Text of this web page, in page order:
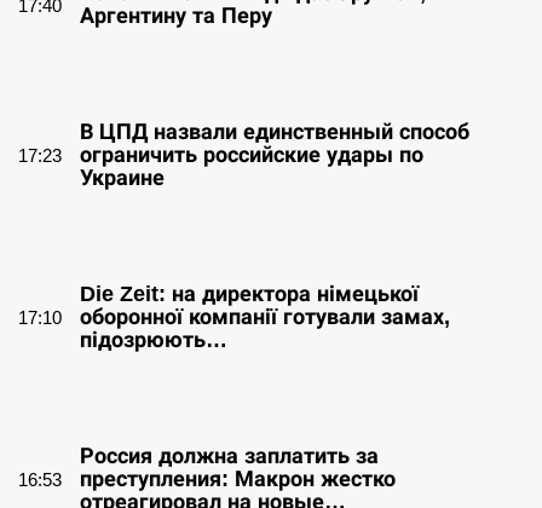
17:40
Аргентину та Перу
17:23
В ЦПД назвали единственный способ
ограничить российские удары по
Украине
17:10
Die Zeit: на директора німецької
оборонної компанії готували замах,
підозрюють…
16:53
Россия должна заплатить за
преступления: Макрон жестко
отреагировал на новые…